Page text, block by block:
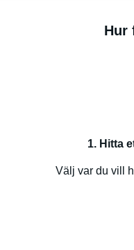
Hur
1. Hitta
Välj var du vill